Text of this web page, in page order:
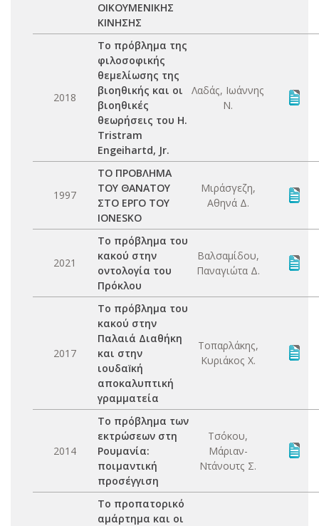
ΟΙΚΟΥΜΕΝΙΚΗΣ
ΚΙΝΗΣΗΣ
2018
Το πρόβλημα της
φιλοσοφικής
θεμελίωσης της
βιοηθικής και οι
βιοηθικές
θεωρήσεις του H.
Tristram
Engeihartd, Jr.
Λαδάς, Ιωάννης
Ν.
1997
ΤΟ ΠΡΟΒΛΗΜΑ
ΤΟΥ ΘΑΝΑΤΟΥ
ΣΤΟ ΕΡΓΟ ΤΟΥ
IONESKO
Μιράσγεζη,
Αθηνά Δ.
2021
Το πρόβλημα του
κακού στην
οντολογία του
Πρόκλου
Βαλσαμίδου,
Παναγιώτα Δ.
2017
Το πρόβλημα του
κακού στην
Παλαιά Διαθήκη
και στην
ιουδαїκή
αποκαλυπτική
γραμματεία
Τοπαρλάκης,
Κυριάκος Χ.
2014
Το πρόβλημα των
εκτρώσεων στη
Ρουμανία:
ποιμαντική
προσέγγιση
Τσόκου,
Μάριαν-
Ντάνουτς Σ.
Το προπατορικό
αμάρτημα και οι